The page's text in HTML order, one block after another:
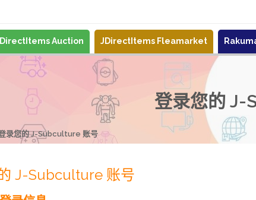
Auction JDirectItems Fleamarket
登录您的 J-
录您的 J-Subculture 账号
J-Subculture 账号